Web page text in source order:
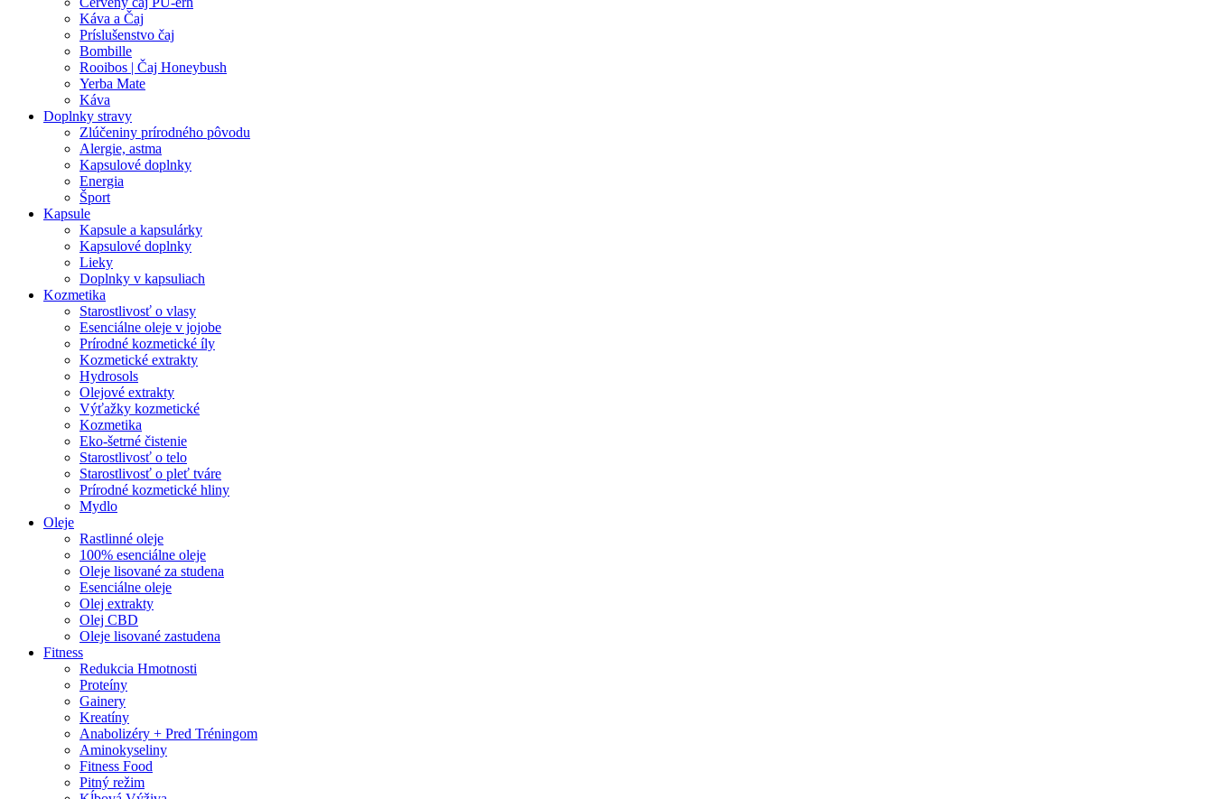
Káva a Čaj
Príslušenstvo čaj
Bombille
Rooibos | Čaj Honeybush
Yerba Mate
Káva
Doplnky stravy
Zlúčeniny prírodného pôvodu
Alergie, astma
Kapsulové doplnky
Energia
Šport
Kapsule
Kapsule a kapsulárky
Kapsulové doplnky
Lieky
Doplnky v kapsuliach
Kozmetika
Starostlivosť o vlasy
Esenciálne oleje v jojobe
Prírodné kozmetické íly
Kozmetické extrakty
Hydrosols
Olejové extrakty
Výťažky kozmetické
Kozmetika
Eko-šetrné čistenie
Starostlivosť o telo
Starostlivosť o pleť tváre
Prírodné kozmetické hliny
Mydlo
Oleje
Rastlinné oleje
100% esenciálne oleje
Oleje lisované za studena
Esenciálne oleje
Olej extrakty
Olej CBD
Oleje lisované zastudena
Fitness
Redukcia Hmotnosti
Proteíny
Gainery
Kreatíny
Anabolizéry + Pred Tréningom
Aminokyseliny
Fitness Food
Pitný režim